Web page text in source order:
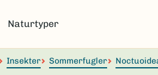
Naturtyper
Insekter Sommerfugler